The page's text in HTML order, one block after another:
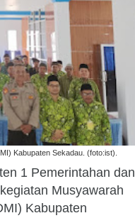
Kabupaten Sekadau. (foto:ist).
1 Pemerintahan dan
Musyawarah
Kabupaten